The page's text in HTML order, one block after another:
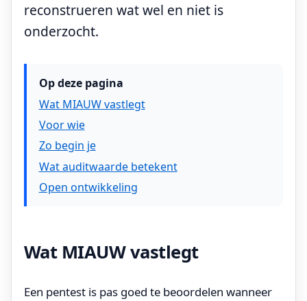
reconstrueren wat wel en niet is
onderzocht.
Op deze pagina
Wat MIAUW vastlegt
Voor wie
Zo begin je
Wat auditwaarde betekent
Open ontwikkeling
Wat MIAUW vastlegt
Een pentest is pas goed te beoordelen wanneer